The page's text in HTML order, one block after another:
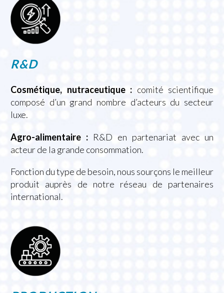
R&D
Cosmétique, nutraceutique : comité scientifique
composé d’un grand nombre d’acteurs du secteur
luxe.
Agro-alimentaire : R&D en partenariat avec un
acteur de la grande consommation.
Fonction du type de besoin, nous sourçons le meilleur
produit auprès de notre réseau de partenaires
international.